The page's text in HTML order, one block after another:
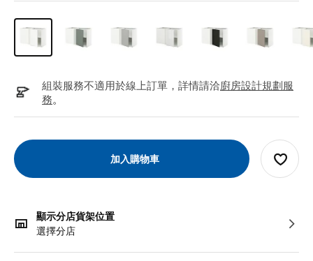
組裝服務不適用於線上訂單，詳情請洽廚房設計規劃服
務。
加入購物車
顯示分店貨架位置
選擇分店